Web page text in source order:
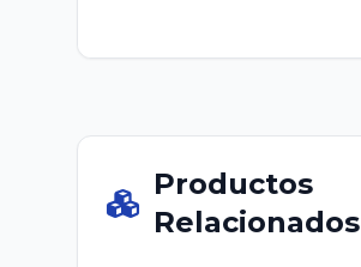
Productos
Relacionados